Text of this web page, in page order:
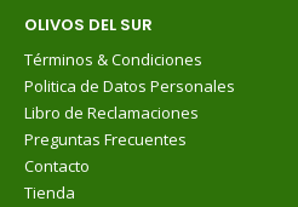
OLIVOS DEL SUR
Términos & Condiciones
Politica de Datos Personales
Libro de Reclamaciones
Preguntas Frecuentes
Contacto
Tienda